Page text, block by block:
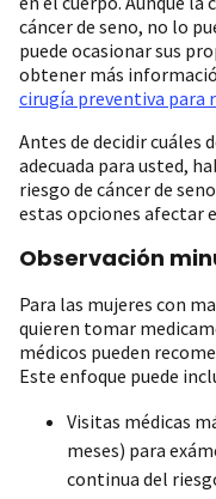
cáncer de seno, no lo
puede ocasionar sus
obtener más
cirugía preventiva para
Antes de decidir cuáles
adecuada para usted,
riesgo de cáncer de
estas opciones afectar
Observación
Para las mujeres con
quieren tomar
médicos pueden
Este enfoque puede
Visitas médicas
meses) para
continua del